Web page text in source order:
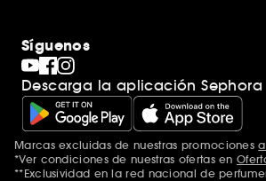
Síguenos
Descarga la aplicación Sephora
Marcas excluidas de nuestras promociones
*Ver condiciones de nuestras ofertas en
**Exclusividad en la red nacional de